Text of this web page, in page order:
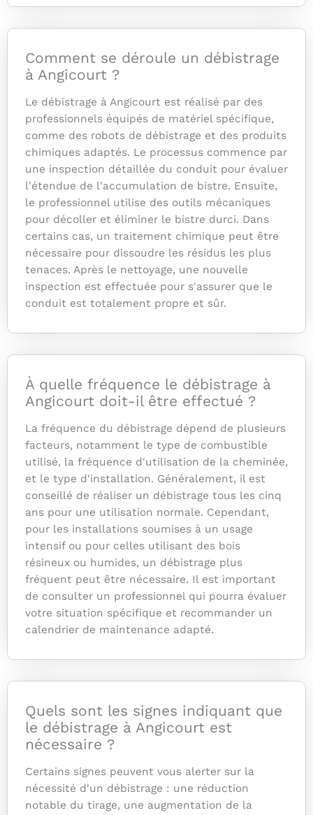
Comment se déroule un débistrage
à Angicourt ?
Le débistrage à Angicourt est réalisé par des
professionnels équipés de matériel spécifique,
comme des robots de débistrage et des produits
chimiques adaptés. Le processus commence par
une inspection détaillée du conduit pour évaluer
l'étendue de l'accumulation de bistre. Ensuite,
le professionnel utilise des outils mécaniques
pour décoller et éliminer le bistre durci. Dans
certains cas, un traitement chimique peut être
nécessaire pour dissoudre les résidus les plus
tenaces. Après le nettoyage, une nouvelle
inspection est effectuée pour s'assurer que le
conduit est totalement propre et sûr.
À quelle fréquence le débistrage à
Angicourt doit-il être effectué ?
La fréquence du débistrage dépend de plusieurs
facteurs, notamment le type de combustible
utilisé, la fréquence d'utilisation de la cheminée,
et le type d'installation. Généralement, il est
conseillé de réaliser un débistrage tous les cinq
ans pour une utilisation normale. Cependant,
pour les installations soumises à un usage
intensif ou pour celles utilisant des bois
résineux ou humides, un débistrage plus
fréquent peut être nécessaire. Il est important
de consulter un professionnel qui pourra évaluer
votre situation spécifique et recommander un
calendrier de maintenance adapté.
Quels sont les signes indiquant que
le débistrage à Angicourt est
nécessaire ?
Certains signes peuvent vous alerter sur la
nécessité d'un débistrage : une réduction
notable du tirage, une augmentation de la